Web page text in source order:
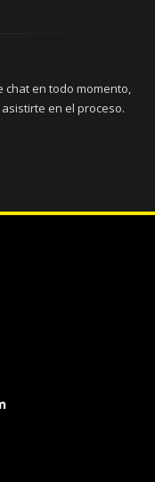
chat en todo momento,
en el proceso.